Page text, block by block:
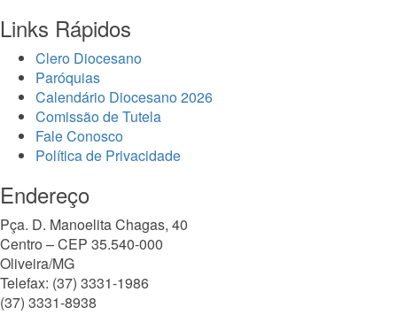
Links Rápidos
Clero Diocesano
Paróquias
Calendário Diocesano 2026
Comissão de Tutela
Fale Conosco
Política de Privacidade
Endereço
Pça. D. Manoelita Chagas, 40
Centro – CEP 35.540-000
Oliveira/MG
Telefax: (37) 3331-1986
(37) 3331-8938